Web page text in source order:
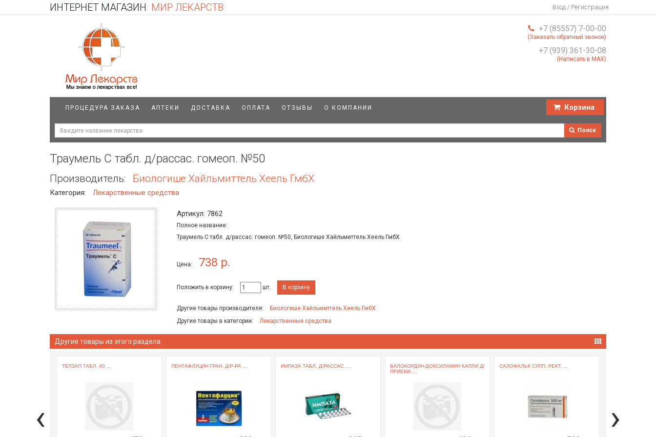
ИНТЕРНЕТ МАГАЗИН МИР ЛЕКАРСТВ Вход / Регистрация
+7 (85557) 7-00-00
(Заказать обратный звонок)
+7 (939) 361-30-08
(Написать в MAX)
ПРОЦЕДУРА ЗАКАЗА АПТЕКИ ДОСТАВКА ОПЛАТА ОТЗЫВЫ О КОМПАНИИ Корзина
Поиск
Траумель С табл. д/рассас. гомеоп. №50
Производитель: Биологише Хайльмиттель Хеель ГмбХ
Категория: Лекарственные средства
Артикул: 7862
Полное название:
Траумель С табл. д/рассас. гомеоп. №50, Биологише Хайльмиттель Хеель ГмбХ
Цена: 738 р.
Положить в корзину: шт. В корзину
Другие товары производителя:
Биологише Хайльмиттель Хеель ГмбХ
Другие товары в категории:
Лекарственные средства
Другие товары из этого раздела
ТЕЛЗАП ТАБЛ. 40 ... ПЕНТАФЛУЦИН ГРАН. Д/Р-РА ... ИМПАЗА ТАБЛ. Д/РАССАС. ...
ВАЛОКОРДИН-ДОКСИЛАМИН КАПЛИ Д/
ПРИЕМА ...
САЛОФАЛЬК СУПП. РЕКТ. ...
‹ ›